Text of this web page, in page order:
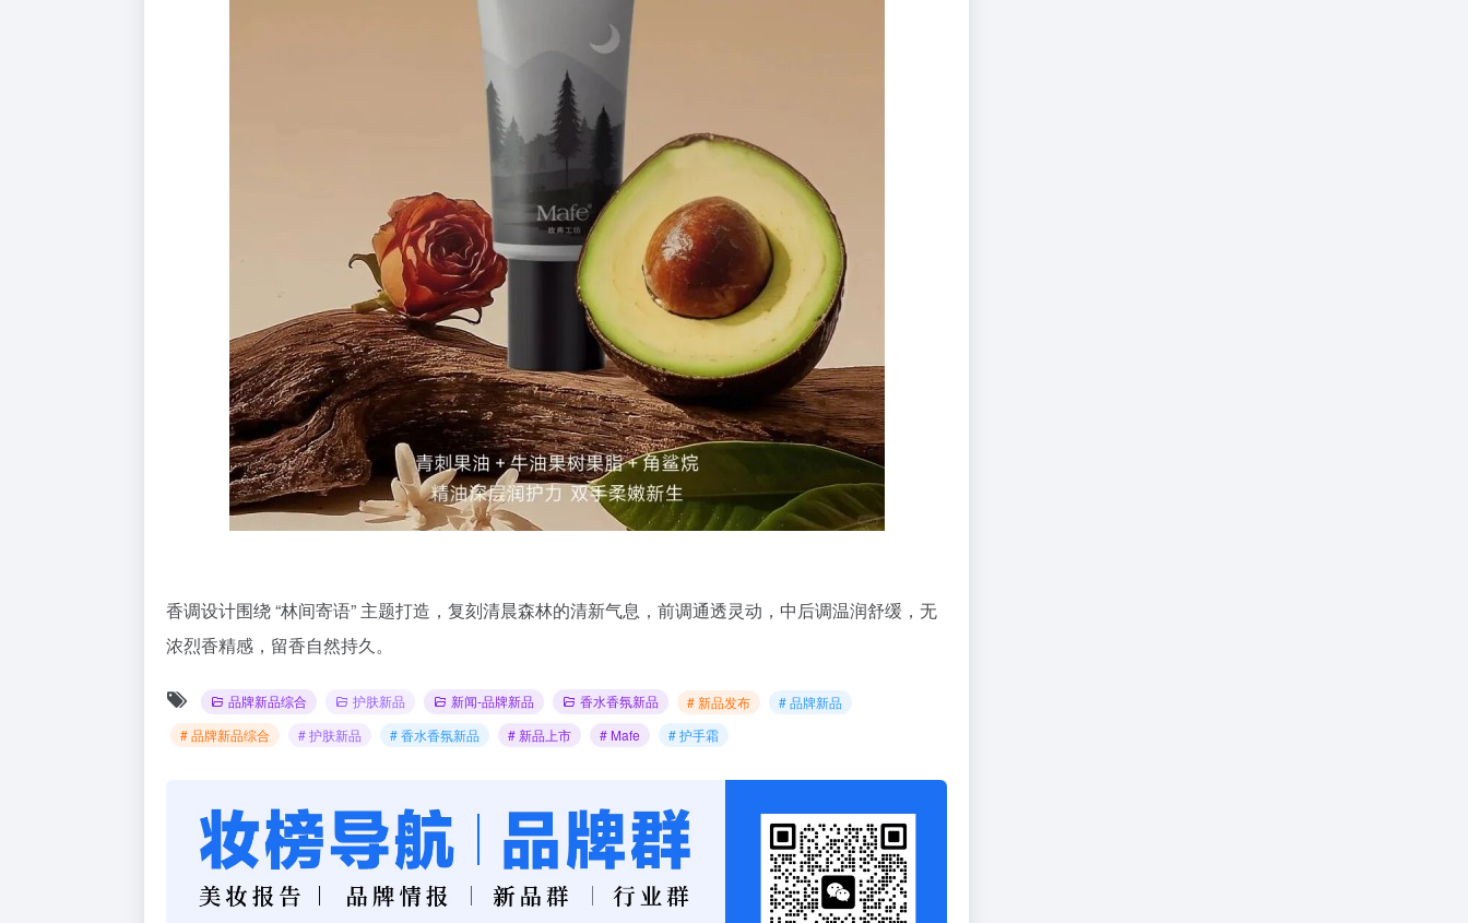
香调设计围绕 “林间寄语” 主题打造，复刻清晨森林的清新气息，前调通透灵动，中后调温润舒缓，无
浓烈香精感，留香自然持久。
品牌新品综合 护肤新品 新闻-品牌新品 香水香氛新品 # 新品发布
# 品牌新品
# 品牌新品综合
# 护肤新品 # 香水香氛新品 # 新品上市 # Mafe # 护手霜